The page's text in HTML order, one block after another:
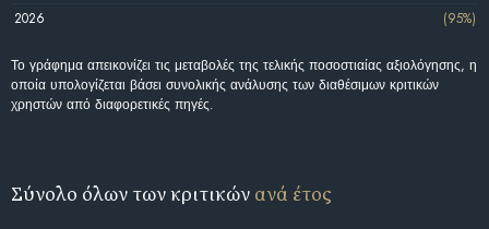
2026
(95%)
Το γράφημα απεικονίζει τις μεταβολές της τελικής ποσοστιαίας αξιολόγησης, η
οποία υπολογίζεται βάσει συνολικής ανάλυσης των διαθέσιμων κριτικών
χρηστών από διαφορετικές πηγές.
Σύνολο όλων των κριτικών ανά έτος